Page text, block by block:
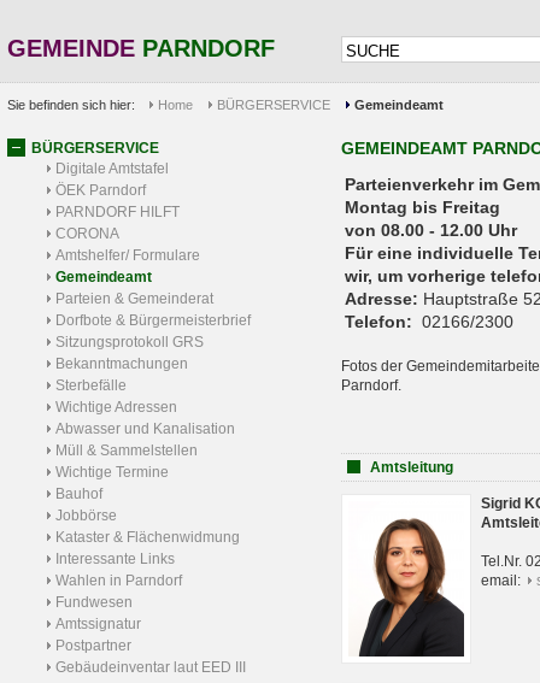
GEMEINDE PARNDORF
Sie befinden sich hier: Home BÜRGERSERVICE Gemeindeamt
BÜRGERSERVICE
Digitale Amtstafel
ÖEK Parndorf
PARNDORF HILFT
CORONA
Amtshelfer/ Formulare
Gemeindeamt
Parteien & Gemeinderat
Dorfbote & Bürgermeisterbrief
Sitzungsprotokoll GRS
Bekanntmachungen
Sterbefälle
Wichtige Adressen
Abwasser und Kanalisation
Müll & Sammelstellen
Wichtige Termine
Bauhof
Jobbörse
Kataster & Flächenwidmung
Interessante Links
Wahlen in Parndorf
Fundwesen
Amtssignatur
Postpartner
Gebäudeinventar laut EED III
GEMEINDEAMT
Parteienverkehr
Montag bis Freitag
von 08.00 - 12.00 Uhr
Für eine individuelle
wir, um vorherige
Adresse: Hauptstraße
Telefon: 02166/2300
Fotos der
Parndorf.
Amtsleitung
Sigrid
Tel.Nr.
email: